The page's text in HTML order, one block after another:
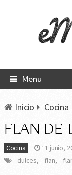
Menu
Inicio Cocina
FLAN DE
Cocina 11 junio,
dulces, flan,